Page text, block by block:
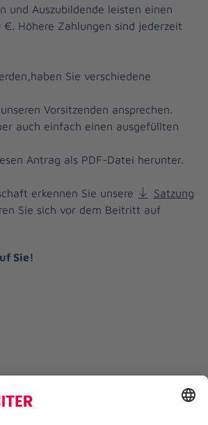
und Auszubildende leisten einen
Höhere Zahlungen sind jederzeit
Sie verschiedene
Vorsitzenden ansprechen.
auch einfach einen ausgefüllten
Antrag als PDF-Datei herunter.
erkennen Sie unsere
Satzung
Sie sich vor dem Beitritt auf
Sie!